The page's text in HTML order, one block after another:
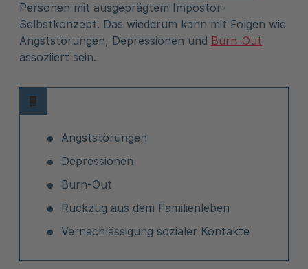
Personen mit ausgeprägtem Impostor-
Selbstkonzept. Das wiederum kann mit Folgen wie
Angststörungen, Depressionen und Burn-Out
assoziiert sein.
Angststörungen
Depressionen
Burn-Out
Rückzug aus dem Familienleben
Vernachlässigung sozialer Kontakte